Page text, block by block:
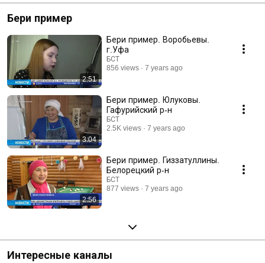
Бери пример
2:51
Бери пример. Воробьевы.
г.Уфа
БСТ
856 views
7 years ago
3:04
Бери пример. Юлуковы.
Гафурийский р-н
БСТ
2.5K views
7 years ago
2:56
Бери пример. Гиззатуллины.
Белорецкий р-н
БСТ
877 views
7 years ago
Интересные каналы